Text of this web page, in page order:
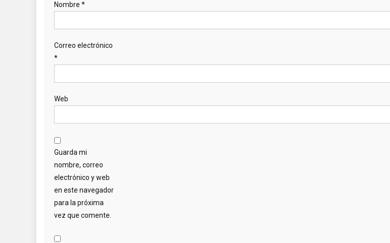
Nombre *
Correo electrónico
*
Web
Guarda mi
nombre, correo
electrónico y web
en este navegador
para la próxima
vez que comente.